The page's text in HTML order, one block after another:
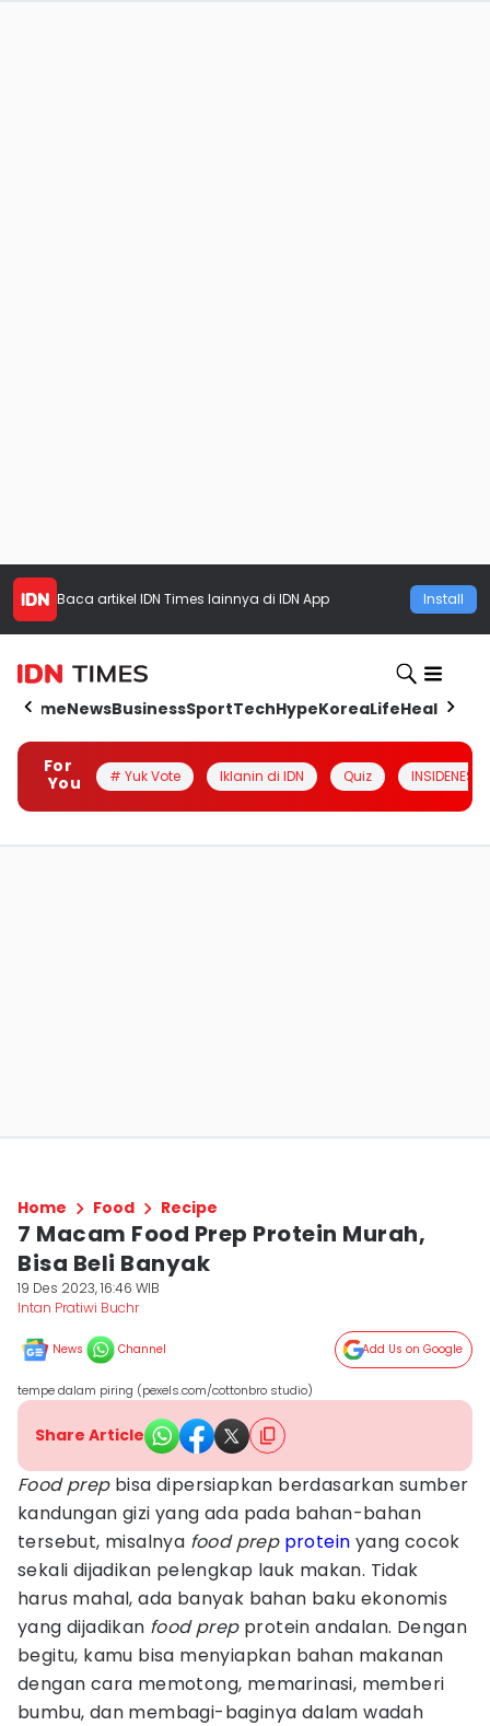
Baca artikel IDN Times lainnya di IDN App Install
HomeNewsBusinessSportTechHypeKoreaLifeHealth
For
You
# Yuk Vote Iklanin di IDN Quiz INSIDENESIA
Home Food Recipe
7 Macam Food Prep Protein Murah,
Bisa Beli Banyak
19 Des 2023, 16:46 WIB
Intan Pratiwi Buchr
News Channel Add Us on Google
tempe dalam piring (pexels.com/cottonbro studio)
Share Article
Food prepbisa dipersiapkan berdasarkan sumber
kandungan gizi yang ada pada bahan-bahan
tersebut, misalnya food prep protein yang cocok
sekali dijadikan pelengkap lauk makan. Tidak
harus mahal, ada banyak bahan baku ekonomis
yang dijadikan food prepprotein andalan. Dengan
begitu, kamu bisa menyiapkan bahan makanan
dengan cara memotong, memarinasi, memberi
bumbu, dan membagi-baginya dalam wadah